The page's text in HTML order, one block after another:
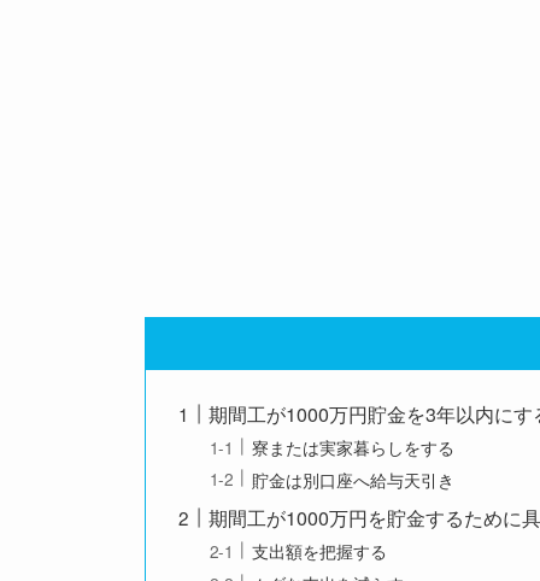
期間工が1000万円貯金を3年以内にす
寮または実家暮らしをする
貯金は別口座へ給与天引き
期間工が1000万円を貯金するために
支出額を把握する